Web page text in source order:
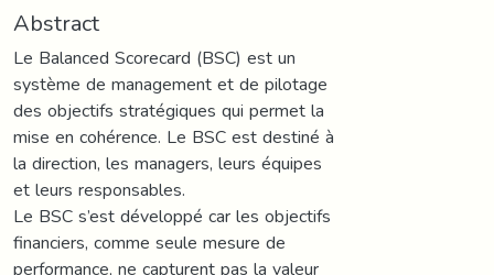
Abstract
Le Balanced Scorecard (BSC) est un
système de management et de pilotage
des objectifs stratégiques qui permet la
mise en cohérence. Le BSC est destiné à
la direction, les managers, leurs équipes
et leurs responsables.
Le BSC s’est développé car les objectifs
financiers, comme seule mesure de